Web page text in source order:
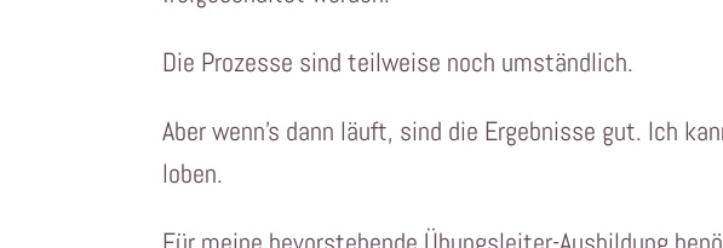
Die Prozesse sind teilweise noch umständlich.
Aber wenn’s dann läuft, sind die Ergebnisse gut. Ich
loben.